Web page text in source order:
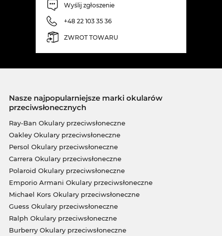
Wyślij zgłoszenie
+48 22 103 35 36
ZWROT TOWARU
Nasze najpopularniejsze marki okularów
przeciwsłonecznych
Ray-Ban Okulary przeciwsłoneczne
Oakley Okulary przeciwsłoneczne
Persol Okulary przeciwsłoneczne
Carrera Okulary przeciwsłoneczne
Polaroid Okulary przeciwsłoneczne
Emporio Armani Okulary przeciwsłoneczne
Michael Kors Okulary przeciwsłoneczne
Guess Okulary przeciwsłoneczne
Ralph Okulary przeciwsłoneczne
Burberry Okulary przeciwsłoneczne